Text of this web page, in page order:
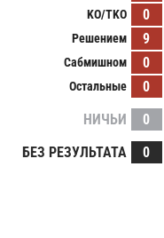
KO/TKO 0
Решением
9
Сабмишном
0
Остальные
0
НИЧЬИ
0
БЕЗ РЕЗУЛЬТАТА
0